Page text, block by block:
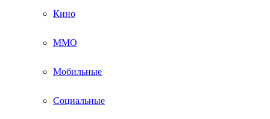
Кино
ММО
Мобильные
Социальные